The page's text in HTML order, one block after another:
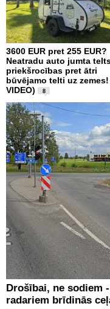
3600 EUR pret 255 EUR?
Neatradu auto jumta
priekšrocības pret ātri
būvējamo telti uz zemes!
VIDEO)
8
Drošībai, ne sodiem
radariem brīdinās